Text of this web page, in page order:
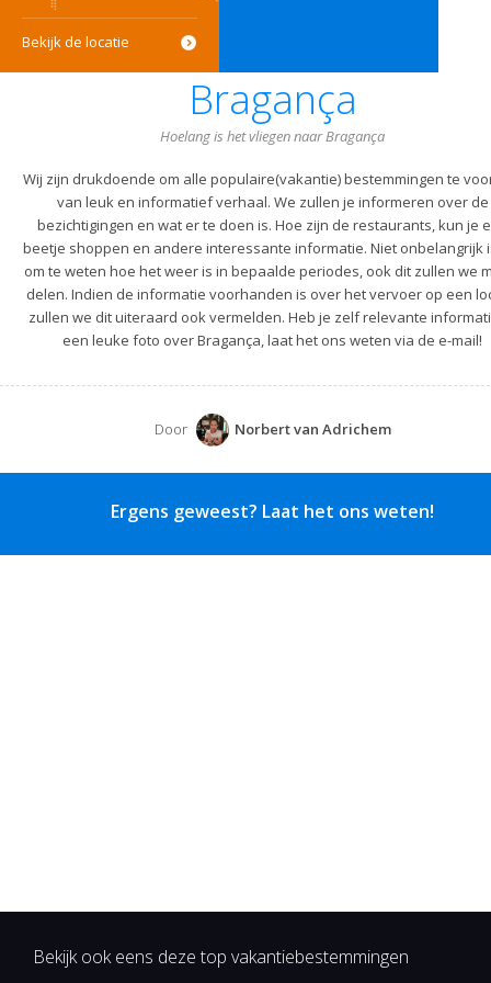
Bekijk de locatie
Bragança
Hoelang is het vliegen naar Bragança
Wij zijn drukdoende om alle populaire(vakantie) bestemmingen te
van leuk en informatief verhaal. We zullen je informeren over de
bezichtigingen en wat er te doen is. Hoe zijn de restaurants, kun je
beetje shoppen en andere interessante informatie. Niet onbelangrijk
om te weten hoe het weer is in bepaalde periodes, ook dit zullen we
delen. Indien de informatie voorhanden is over het vervoer op een
zullen we dit uiteraard ook vermelden. Heb je zelf relevante
een leuke foto over Bragança, laat het ons weten via de e-mail!
Door Norbert van Adrichem
Ergens geweest? Laat het ons weten!
Bekijk ook eens deze top vakantiebestemmingen